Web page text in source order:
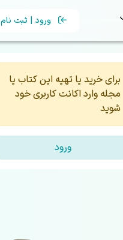
ورود | ثبت نام
برای خرید یا تهیه این کتاب یا
مجله وارد اکانت کاربری خود
شوید
ورود